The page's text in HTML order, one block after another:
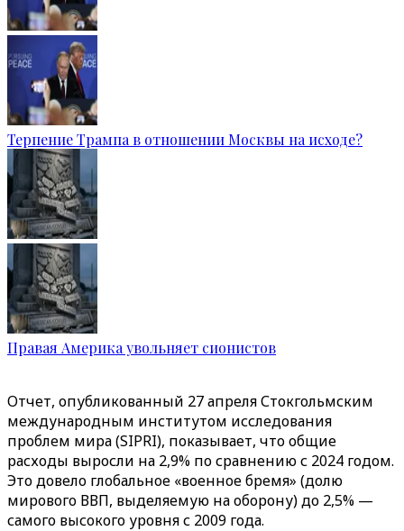
Терпение Трампа в отношении Москвы на исходе?
Правая Америка увольняет сионистов
Отчет, опубликованный 27 апреля Стокгольмским
международным институтом исследования
проблем мира (SIPRI), показывает, что общие
расходы выросли на 2,9% по сравнению с 2024 годом.
Это довело глобальное «военное бремя» (долю
мирового ВВП, выделяемую на оборону) до 2,5% —
самого высокого уровня с 2009 года.